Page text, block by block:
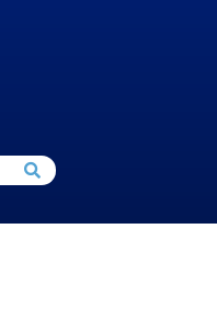
Search